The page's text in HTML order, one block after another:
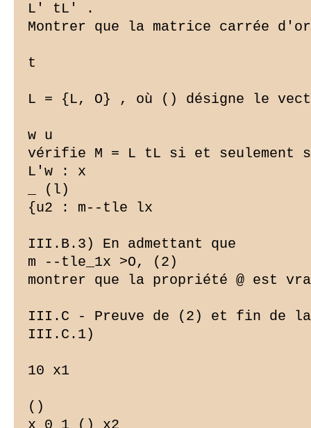
L' tL' .
Montrer que la matrice carrée
t
L = {L, O} , où () désigne le
w u
vérifie M = L tL si et seulement
L'w : x
_ (l)
{u2 : m--tle lx
III.B.3) En admettant que
m --tle_1x >O, (2)
montrer que la propriété @ est
III.C - Preuve de (2) et fin de la
III.C.1)
10 x1
()